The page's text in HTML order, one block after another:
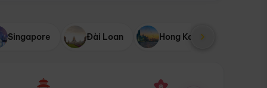
Singapore Đài Loan Hong Kong